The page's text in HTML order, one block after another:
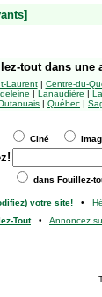
tout dans une
Laurent| Centre-du-
| Lanaudière |
| Québec |
Ciné
dans Fouillez-
votre site!•
Tout• Annoncez